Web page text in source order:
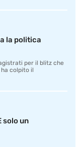
la politica
per il blitz che
ha colpito il
solo un